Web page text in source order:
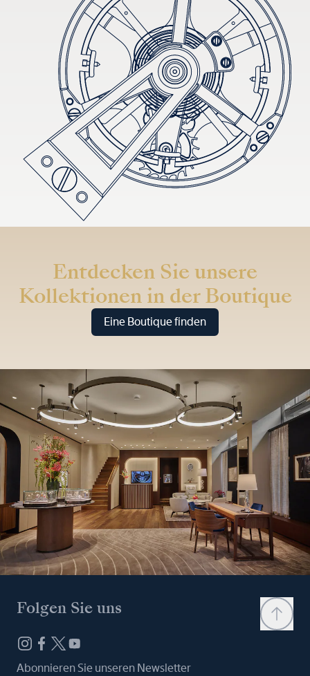
Entdecken Sie unsere
Kollektionen in der Boutique
Eine Boutique finden
Folgen Sie uns
Abonnieren Sie unseren Newsletter